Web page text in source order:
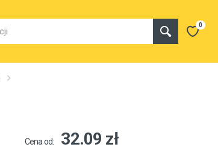
0
Cena od: 32.09 zł